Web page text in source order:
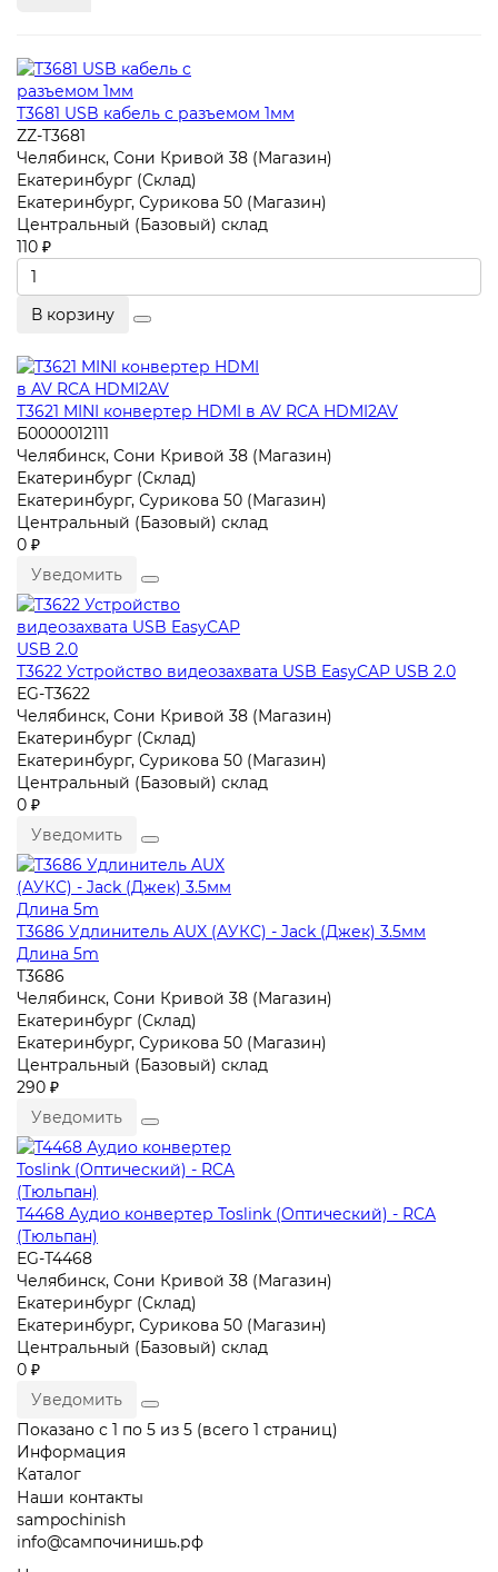
T3681 USB кабель с разъемом 1мм
ZZ-T3681
Челябинск, Сони Кривой 38 (Магазин)
Екатеринбург (Склад)
Екатеринбург, Сурикова 50 (Магазин)
Центральный (Базовый) склад
110 ₽
В корзину
T3621 MINI конвертер HDMI в AV RCA HDMI2AV
Б0000012111
Челябинск, Сони Кривой 38 (Магазин)
Екатеринбург (Склад)
Екатеринбург, Сурикова 50 (Магазин)
Центральный (Базовый) склад
0 ₽
Уведомить
T3622 Устройство видеозахвата USB EasyCAP USB 2.0
EG-T3622
Челябинск, Сони Кривой 38 (Магазин)
Екатеринбург (Склад)
Екатеринбург, Сурикова 50 (Магазин)
Центральный (Базовый) склад
0 ₽
Уведомить
T3686 Удлинитель AUX (АУКС) - Jack (Джек) 3.5мм
Длина 5m
T3686
Челябинск, Сони Кривой 38 (Магазин)
Екатеринбург (Склад)
Екатеринбург, Сурикова 50 (Магазин)
Центральный (Базовый) склад
290 ₽
Уведомить
T4468 Аудио конвертер Toslink (Оптический) - RCA
(Тюльпан)
EG-T4468
Челябинск, Сони Кривой 38 (Магазин)
Екатеринбург (Склад)
Екатеринбург, Сурикова 50 (Магазин)
Центральный (Базовый) склад
0 ₽
Уведомить
Показано с 1 по 5 из 5 (всего 1 страниц)
Информация
Каталог
Наши контакты
sampochinish
info@сампочинишь.рф